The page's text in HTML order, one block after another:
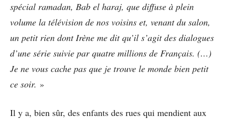
spécial ramadan, Bab el haraj, que diffuse à plein
volume la télévision de nos voisins et, venant du salon,
un petit rien dont Irène me dit qu’il s’agit des dialogues
d’une série suivie par quatre millions de Français. (…)
Je ne vous cache pas que je trouve le monde bien petit
ce soir. »
Il y a, bien sûr, des enfants des rues qui mendient aux